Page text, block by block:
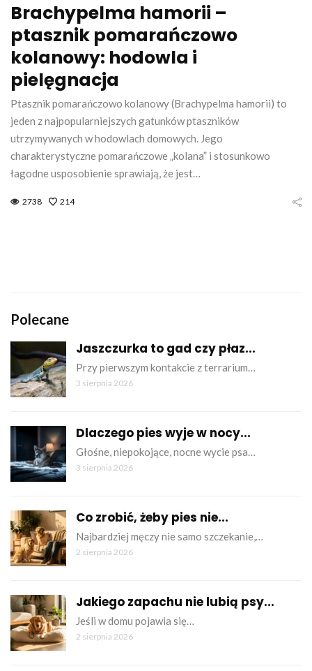
Brachypelma hamorii –
ptasznik pomarańczowo
kolanowy: hodowla i
pielęgnacja
Ptasznik pomarańczowo kolanowy (Brachypelma hamorii) to
jeden z najpopularniejszych gatunków ptaszników
utrzymywanych w hodowlach domowych. Jego
charakterystyczne pomarańczowe „kolana” i stosunkowo
łagodne usposobienie sprawiają, że jest…
2738 214
Polecane
Jaszczurka to gad czy płaz...
Przy pierwszym kontakcie z terrarium…
3 sierpnia 2026
Dlaczego pies wyje w nocy...
Głośne, niepokojące, nocne wycie psa…
3 sierpnia 2026
Co zrobić, żeby pies nie...
Najbardziej męczy nie samo szczekanie,…
2 sierpnia 2026
Jakiego zapachu nie lubią psy...
Jeśli w domu pojawia się…
2 sierpnia 2026